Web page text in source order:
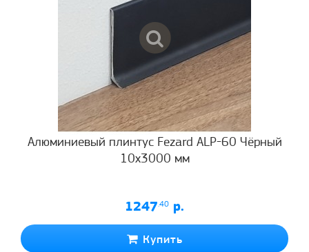
Алюминиевый плинтус Fezard ALP-60 Чёрный
10х3000 мм
1247.40 р.
Купить